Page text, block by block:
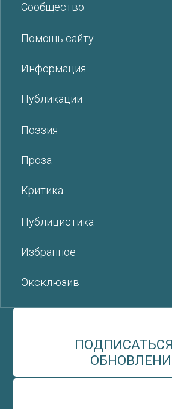
Сообщество
Помощь сайту
Информация
Публикации
Поэзия
Проза
Критика
Публицистика
Избранное
Эксклюзив